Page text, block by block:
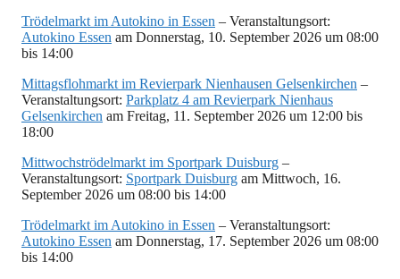
Trödelmarkt im Autokino in Essen – Veranstaltungsort:
Autokino Essen am Donnerstag, 10. September 2026 um 08:00
bis 14:00
Mittagsflohmarkt im Revierpark Nienhausen Gelsenkirchen –
Veranstaltungsort: Parkplatz 4 am Revierpark Nienhaus
Gelsenkirchen am Freitag, 11. September 2026 um 12:00 bis
18:00
Mittwochströdelmarkt im Sportpark Duisburg –
Veranstaltungsort: Sportpark Duisburg am Mittwoch, 16.
September 2026 um 08:00 bis 14:00
Trödelmarkt im Autokino in Essen – Veranstaltungsort:
Autokino Essen am Donnerstag, 17. September 2026 um 08:00
bis 14:00